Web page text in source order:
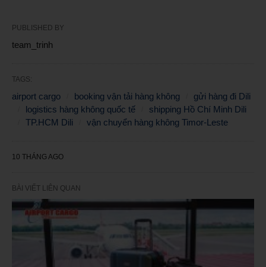
PUBLISHED BY
team_trinh
TAGS:
airport cargo booking vận tải hàng không
gửi hàng đi Dili
logistics hàng không quốc tế
shipping Hồ Chí Minh Dili
TP.HCM Dili
vận chuyển hàng không Timor-Leste
10 THÁNG AGO
BÀI VIẾT LIÊN QUAN